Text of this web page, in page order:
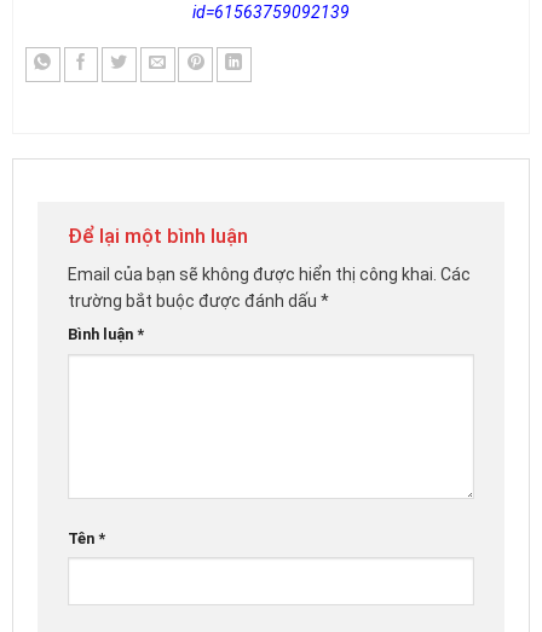
id=61563759092139
Để lại một bình luận
Email của bạn sẽ không được hiển thị công khai. Các
trường bắt buộc được đánh dấu *
Bình luận *
Tên *